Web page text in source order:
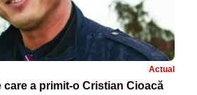
Actual
care a primit-o Cristian Cioacă